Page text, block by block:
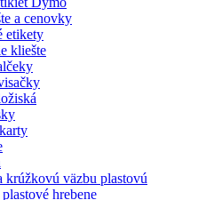
a cenovky
etikety
kliešte
krúžkovú väzbu plastovú
hrebene